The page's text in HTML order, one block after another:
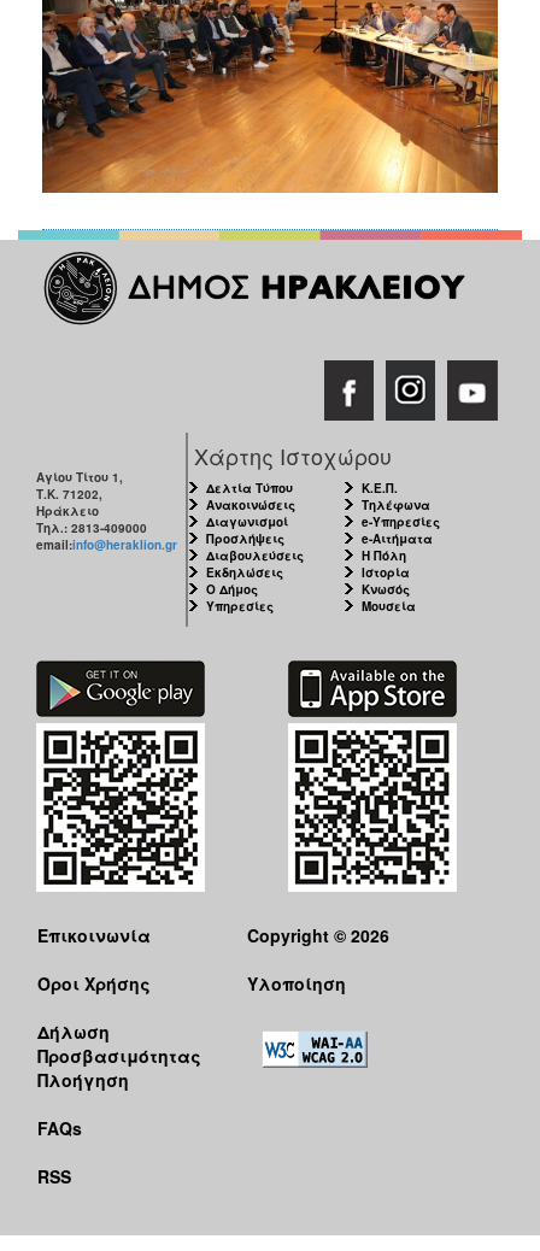
Αγίου Τίτου 1,
Τ.Κ. 71202,
Ηράκλειο
Τηλ.: 2813-409000
email:info@heraklion.gr
Χάρτης Ιστοχώρου
Δελτία Τύπου
Ανακοινώσεις
Διαγωνισμοί
Προσλήψεις
Διαβουλεύσεις
Εκδηλώσεις
Ο Δήμος
Υπηρεσίες
Κ.Ε.Π.
Τηλέφωνα
e-Υπηρεσίες
e-Αιτήματα
Η Πόλη
Ιστορία
Κνωσός
Μουσεία
Επικοινωνία
Όροι Χρήσης
Δήλωση
Προσβασιμότητας
Πλοήγηση
FAQs
RSS
Copyright © 2026
Υλοποίηση